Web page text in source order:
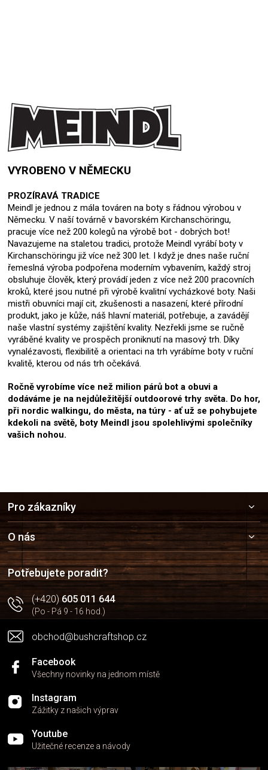
VYROBENO V NĚMECKU
PROZÍRAVÁ TRADICE
Meindl je jednou z mála továren na boty s řádnou výrobou v
Německu. V naší továrně v bavorském Kirchanschöringu,
pracuje více než 200 kolegů na výrobě bot - dobrých bot!
Navazujeme na staletou tradici, protože Meindl vyrábí boty v
Kirchanschöringu již více než 300 let. I když je dnes naše ruční
řemeslná výroba podpořena moderním vybavením, každý stroj
obsluhuje člověk, který provádí jeden z více než 200 pracovních
kroků, které jsou nutné při výrobě kvalitní vycházkové boty. Naši
mistři obuvníci mají cit, zkušenosti a nasazení, které přírodní
produkt, jako je kůže, náš hlavní materiál, potřebuje, a zavádějí
naše vlastní systémy zajištění kvality. Nezřekli jsme se ručně
vyráběné kvality ve prospěch proniknutí na masový trh. Díky
vynalézavosti, flexibilitě a orientaci na trh vyrábíme boty v ruční
kvalitě, kterou od nás trh očekává.
Ročně vyrobíme více než milion párů bot a obuvi a
dodáváme je na nejdůležitější outdoorové trhy světa. Do hor,
při nordic walkingu, do města, na túry - ať už se pohybujete
kdekoli na světě, boty Meindl jsou spolehlivými společníky
vašich nohou.
a
t
í
Pro zákazníky
O nás
Potřebujete poradit?
(+420)605 011 644
(Po - Pá 9 - 16 hod.)
obchod@bushcraftshop.cz
Facebook
Všechny novinky na jednom místě
Instagram
Zážitky z našich výprav
Youtube
Užitečné recenze a návody